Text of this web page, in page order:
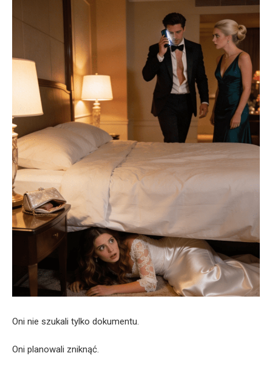
Oni nie szukali tylko dokumentu.
Oni planowali zniknąć.